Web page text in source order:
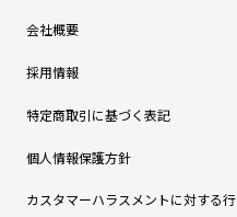
会社概要
採用情報
特定商取引に基づく表記
個人情報保護方針
カスタマーハラスメントに対する行